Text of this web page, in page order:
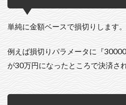
単純に金額ベースで損切りします。
例えば損切りパラメータに『
が30万円になったところで決済さ